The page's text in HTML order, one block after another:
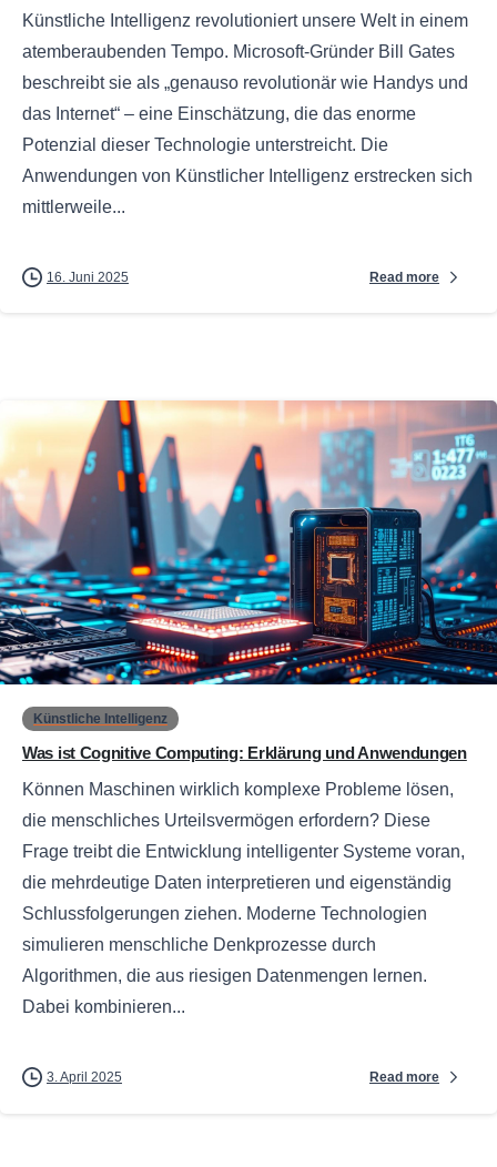
Künstliche Intelligenz revolutioniert unsere Welt in einem
atemberaubenden Tempo. Microsoft-Gründer Bill Gates
beschreibt sie als „genauso revolutionär wie Handys und
das Internet“ – eine Einschätzung, die das enorme
Potenzial dieser Technologie unterstreicht. Die
Anwendungen von Künstlicher Intelligenz erstrecken sich
mittlerweile...
16. Juni 2025 Read more
0
Künstliche Intelligenz
Was ist Cognitive Computing: Erklärung und Anwendungen
Können Maschinen wirklich komplexe Probleme lösen,
die menschliches Urteilsvermögen erfordern? Diese
Frage treibt die Entwicklung intelligenter Systeme voran,
die mehrdeutige Daten interpretieren und eigenständig
Schlussfolgerungen ziehen. Moderne Technologien
simulieren menschliche Denkprozesse durch
Algorithmen, die aus riesigen Datenmengen lernen.
Dabei kombinieren...
3. April 2025 Read more